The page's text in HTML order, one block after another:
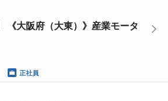
《大阪府（大東）》産業モータ
正社員